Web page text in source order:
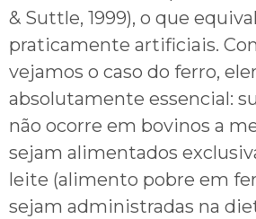
& Suttle, 1999), o que
praticamente artificiais.
vejamos o caso do ferro,
absolutamente essencial:
não ocorre em bovinos a
sejam alimentados
leite (alimento pobre em
sejam administradas na